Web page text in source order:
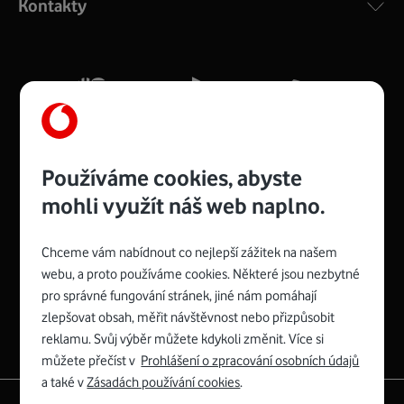
silný signál pro celou domácnost. Kompaktní rozměry 21
Více o COMPAL CH7465VF
Zyxel VMG8623-T50B:
Rozměry modemu jsou 16 x 22 x 7,5 cm (včetně stojánku)
a nabízí 4 gigabitové LAN porty a bezdrátové připojení Wi-
Fi ve verzích 802.11 b/g/n/ac pro frekvenci 2,4 GHz a
Spojte se s Vodafonem
Kontakty
Používáme cookies, abyste
mohli využít náš web naplno.
Chceme vám nabídnout co nejlepší zážitek na našem
webu, a proto používáme cookies. Některé jsou nezbytné
pro správné fungování stránek, jiné nám pomáhají
zlepšovat obsah, měřit návštěvnost nebo přizpůsobit
reklamu. Svůj výběr můžete kdykoli změnit. Více si
můžete přečíst v Prohlášení o zpracování osobních údajů
a také vZásadách používání cookies.